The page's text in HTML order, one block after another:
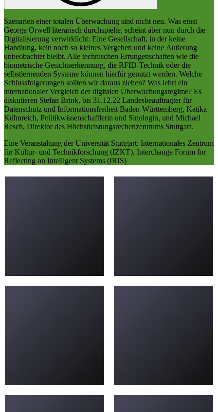
Szenarien einer totalen Überwachung sind nicht neu. Was einst
George Orwell literarisch durchspielte, scheint aber nun durch die
Digitalisierung verwirklicht: Eine Gesellschaft, in der keine
Handlung, kein noch so kleines Vergehen und keine Äußerung
unbeobachtet bleibt. Alle technischen Errungenschaften wie die
biometrische Gesichtserkennung, die RFID-Technik oder die
selbstlernenden Systeme können hierfür genutzt werden. Welche
Schlussfolgerungen sollten wir daraus ziehen? Was lehrt ein
internationaler Vergleich der digitalen Überwachungsregime? Es
diskutieren Stefan Brink, bis 31.12.22 Landesbeauftragter für
Datenschutz und Informationsfreiheit Baden-Württemberg, Katika
Kühnreich, Politikwissenschaftlerin und Sinologin, und Michael
Resch, Direktor des Höchstleistungsrechenzentrums Stuttgart.
Eine Veranstaltung der Universität Stuttgart: Internationales Zentrum
für Kultur- und Technikforschung (IZKT), Interchange Forum for
Reflecting on Intelligent Systems (IRIS)